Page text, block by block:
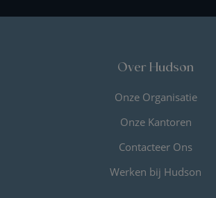
Over Hudson
Onze Organisatie
Onze Kantoren
Contacteer Ons
Werken bij Hudson